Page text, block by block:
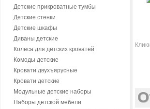
Детские прикроватные тумбы
Детские стенки
Детские шкафы
Диваны детские
Колеса для детских кроватей
Комоды детские
Кровати двухъярусные
Кровати детские
Модульные детские наборы
Наборы детской мебели